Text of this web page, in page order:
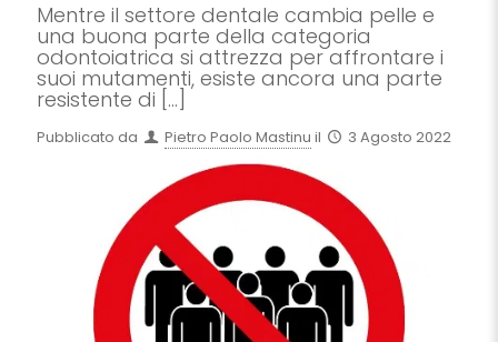
Mentre il settore dentale cambia pelle e
una buona parte della categoria
odontoiatrica si attrezza per affrontare i
suoi mutamenti, esiste ancora una parte
resistente di […]
Pubblicato da Pietro Paolo Mastinu il 3 Agosto 2022